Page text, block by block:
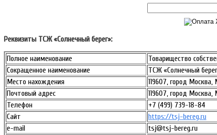
Реквизиты ТСЖ «Солнечный берег»:
Полное наименование
Товарищество
Сокращенное наименование
ТСЖ «Солнечный
Место нахождения
119607, город
Почтовый адрес
119607, город
Телефон
+7 (499) 739-18-84
Сайт
https://tsj-bereg.ru
e-mail
tsj@tsj-bereg.ru